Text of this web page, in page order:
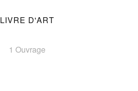
LIVRE D'ART
1 Ouvrage